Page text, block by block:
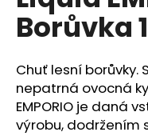
0,0
hvězdiček.
Borůvka
Chuť lesní borůvky.
nepatrná ovocná
EMPORIO je daná
výrobu, dodržením
a
j
í
t
?